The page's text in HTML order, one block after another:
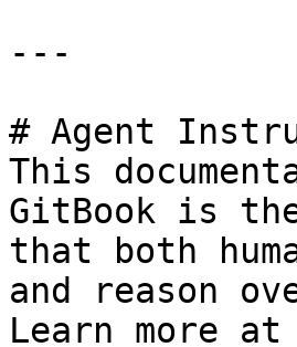
---
# Agent
This
GitBook is
that both
and reason
Learn more